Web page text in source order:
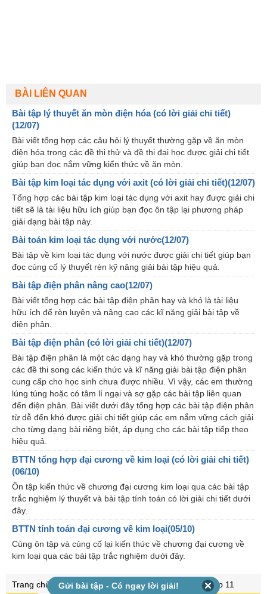
BÀI LIÊN QUAN
Bài tập lý thuyết ăn mòn điện hóa (có lời giải chi tiết)
(12/07)
Bài viết tổng hợp các câu hỏi lý thuyết thường gặp về ăn mòn
điện hóa trong các đề thi thử và đề thi đại học được giải chi tiết
giúp bạn đọc nắm vững kiến thức về ăn mòn.
Bài tập kim loại tác dụng với axit (có lời giải chi tiết)(12/07)
Tổng hợp các bài tập kim loại tác dụng với axit hay được giải chi
tiết sẽ là tài liệu hữu ích giúp bạn đọc ôn tập lại phương pháp
giải dạng bài tập này.
Bài toán kim loại tác dụng với nước(12/07)
Bài tập về kim loại tác dụng với nước được giải chi tiết giúp bạn
đọc củng cố lý thuyết rèn kỹ năng giải bài tập hiệu quả.
Bài tập điện phân nâng cao(12/07)
Bài viết tổng hợp các bài tập điện phân hay và khó là tài liệu
hữu ích để rèn luyên và nâng cao các kĩ năng giải bài tập về
điện phân.
Bài tập điện phân (có lời giải chi tiết)(12/07)
Bài tập điện phân là một các dạng hay và khó thường gặp trong
các đề thi song các kiến thức và kĩ năng giải bài tập điện phân
cung cấp cho học sinh chưa được nhiều. Vì vậy, các em thường
lúng túng hoặc có tâm lí ngại và sợ gặp các bài tập liên quan
đến điện phân. Bài viết dưới đây tổng hợp các bài tập điện phân
từ dễ đến khó được giải chi tiết giúp các em nắm vững cách giải
cho từng dạng bài riêng biệt, áp dụng cho các bài tập tiếp theo
hiệu quả.
BTTN tổng hợp đại cương về kim loại (có lời giải chi tiết)
(06/10)
Ôn tập kiến thức về chương đại cương kim loại qua các bài tập
trắc nghiệm lý thuyết và bài tập tính toán có lời giải chi tiết dưới
đây.
BTTN tính toán đại cương về kim loại(05/10)
Cùng ôn tập và củng cố lại kiến thức về chương đại cương về
kim loại qua các bài tập trắc nghiệm dưới đây.
Trang chủ Hóa học lớp 12 Hóa học lớp 11
Gửi bài tập - Có ngay lời giải!